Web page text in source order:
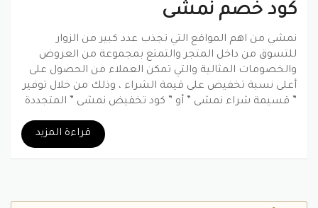
قراءة المزيد
كود خصم نمشى
نمشي من اهم المواقع التي تجذب عدد كبير من الزوار
للتسوق من داخل المتجر والتمتع بمجموعة من العروض
والخصومات المثالية والتي تمكن العملاء من الحصول على
أعلى نسبة تخفيض على قيمة الشراء ، وذلك من خلال توفير
” قسيمة شراء نمشي ” أو ” كود تخفيض نمشي ” المتجددة
كوبونات نمشي للمتسوقين شراء كل مايلزمهم من المتجر
بأسعار مميزة مقارنة بأسعار المواقع الأخرى .